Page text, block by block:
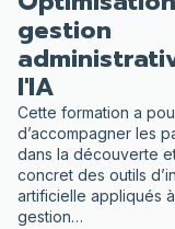
gestion
l'IA
Cette formation a
d’accompagner les
dans la découverte
concret des outils
artificielle appliqués
gestion…